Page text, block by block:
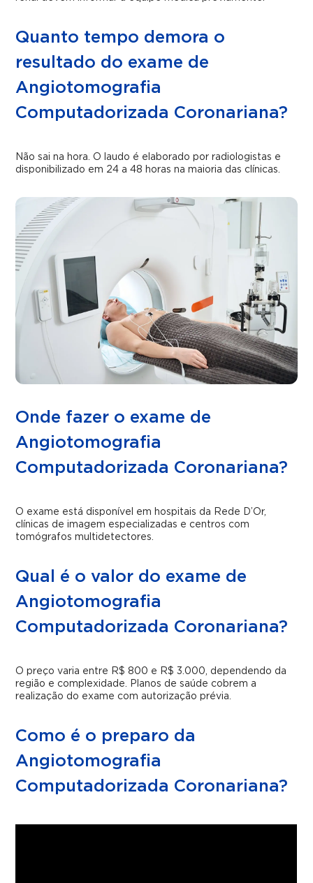
Quanto tempo demora o
resultado do exame de
Angiotomografia
Computadorizada Coronariana?
Não sai na hora. O laudo é elaborado por radiologistas e
disponibilizado em 24 a 48 horas na maioria das clínicas.
Onde fazer o exame de
Angiotomografia
Computadorizada Coronariana?
O exame está disponível em hospitais da Rede D’Or,
clínicas de imagem especializadas e centros com
tomógrafos multidetectores.
Qual é o valor do exame de
Angiotomografia
Computadorizada Coronariana?
O preço varia entre R$ 800 e R$ 3.000, dependendo da
região e complexidade. Planos de saúde cobrem a
realização do exame com autorização prévia.
Como é o preparo da
Angiotomografia
Computadorizada Coronariana?